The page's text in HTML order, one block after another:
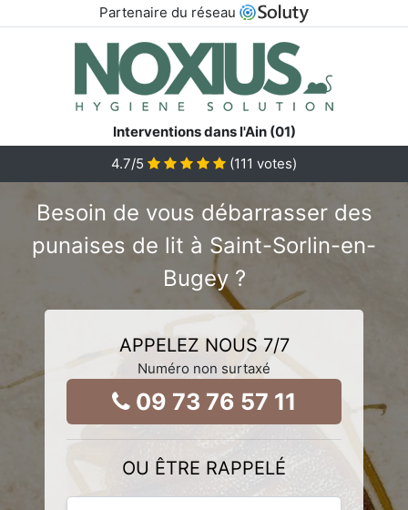
Partenaire du réseau
Interventions dans l'Ain (01)
4.7/5 (111 votes)
Besoin de vous débarrasser des
punaises de lit à Saint-Sorlin-en-
Bugey ?
APPELEZ NOUS 7/7
Numéro non surtaxé
09 73 76 57 11
OU ÊTRE RAPPELÉ